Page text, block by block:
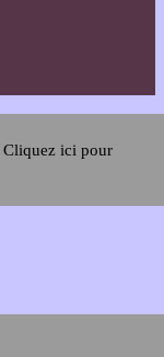
Cliquez ici pour